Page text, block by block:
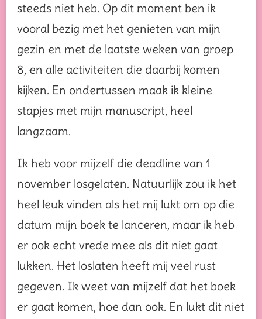
steeds niet heb. Op dit moment ben ik
vooral bezig met het genieten van mijn
gezin en met de laatste weken van groep
8, en alle activiteiten die daarbij komen
kijken. En ondertussen maak ik kleine
stapjes met mijn manuscript, heel
langzaam.
Ik heb voor mijzelf die deadline van 1
november losgelaten. Natuurlijk zou ik het
heel leuk vinden als het mij lukt om op die
datum mijn boek te lanceren, maar ik heb
er ook echt vrede mee als dit niet gaat
lukken. Het loslaten heeft mij veel rust
gegeven. Ik weet van mijzelf dat het boek
er gaat komen, hoe dan ook. En lukt dit niet